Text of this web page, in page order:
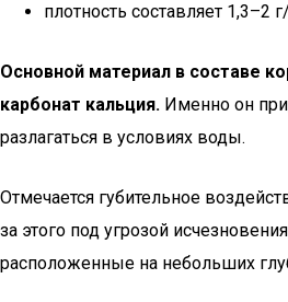
плотность составляет 1,3–2
Основной материал в составе
карбонат кальция. Именно он
разлагаться в условиях воды.
Отмечается губительное
за этого под угрозой
расположенные на небольших